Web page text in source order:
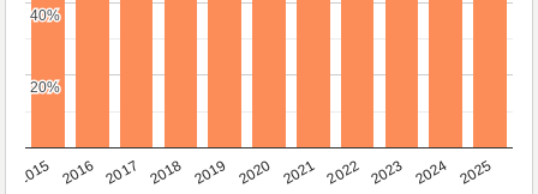
2015 2016 2017 2018 2019 2020 2021 2022 2023 2024 2025
20%
20%
40%
40%